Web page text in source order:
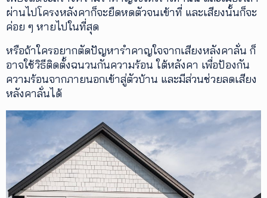
ผ่านไปโครงหลังคาก็จะยืดหดตัวจนเข้าที่ และเสียงนั้นก็จะ
ค่อย ๆ หายไปในที่สุด
หรือถ้าใครอยากตัดปัญหารำคาญใจจากเสียงหลังคาลั่น ก็
อาจใช้วิธีติดตั้งฉนวนกันความร้อน ใต้หลังคา เพื่อป้องกัน
ความร้อนจากภายนอกเข้าสู่ตัวบ้าน และมีส่วนช่วยลดเสียง
หลังคาลั่นได้